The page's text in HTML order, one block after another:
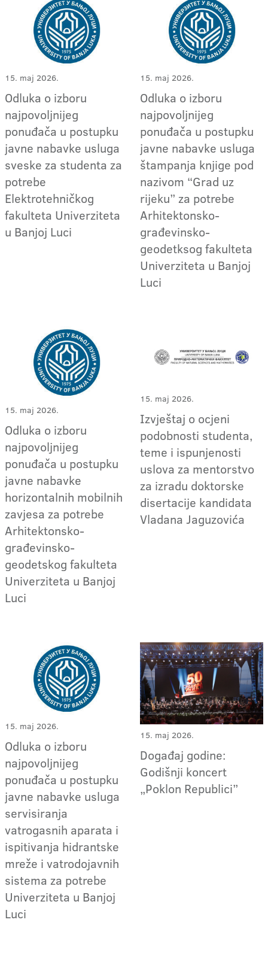
15. maj 2026.
Odluka o izboru
najpovoljnijeg
ponuđača u postupku
javne nabavke usluga
sveske za studenta za
potrebe
Elektrotehničkog
fakulteta Univerziteta
u Banjoj Luci
15. maj 2026.
Odluka o izboru
najpovoljnijeg
ponuđača u postupku
javne nabavke usluga
štampanja knjige pod
nazivom “Grad uz
rijeku” za potrebe
Arhitektonsko-
građevinsko-
geodetksog fakulteta
Univerziteta u Banjoj
Luci
15. maj 2026.
Odluka o izboru
najpovoljnijeg
ponuđača u postupku
javne nabavke
horizontalnih mobilnih
zavjesa za potrebe
Arhitektonsko-
građevinsko-
geodetskog fakulteta
Univerziteta u Banjoj
Luci
15. maj 2026.
Izvještaj o ocjeni
podobnosti studenta,
teme i ispunjenosti
uslova za mentorstvo
za izradu doktorske
disertacije kandidata
Vladana Jaguzovića
15. maj 2026.
Odluka o izboru
najpovoljnijeg
ponuđača u postupku
javne nabavke usluga
servisiranja
vatrogasnih aparata i
ispitivanja hidrantske
mreže i vatrodojavnih
sistema za potrebe
Univerziteta u Banjoj
Luci
15. maj 2026.
Događaj godine:
Godišnji koncert
„Poklon Republici”